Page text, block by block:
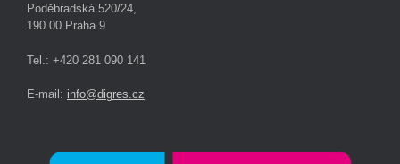
Poděbradská 520/24,
190 00 Praha 9
Tel.: +420 281 090 141
E-mail: info@digres.cz